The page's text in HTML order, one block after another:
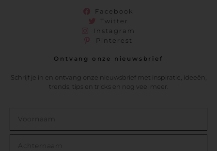
Facebook
Twitter
Instagram
Pinterest
Ontvang onze nieuwsbrief
Schrijf je in en ontvang onze nieuwsbrief met inspiratie, ideeën,
trends, tips en tricks en nog veel meer.